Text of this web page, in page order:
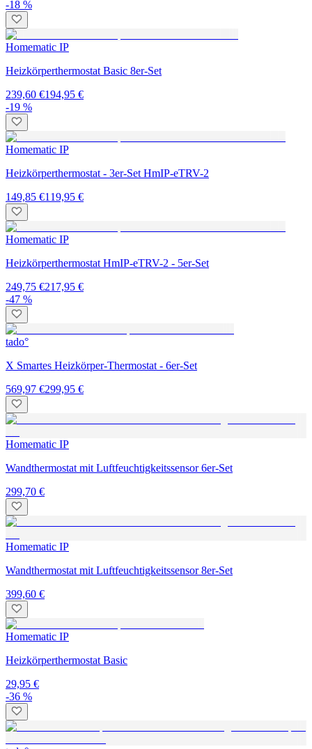
-18 %
Homematic IP
Heizkörperthermostat Basic 8er-Set
239,60 €194,95 €
-19 %
Homematic IP
Heizkörperthermostat - 3er-Set HmIP-eTRV-2
149,85 €119,95 €
Homematic IP
Heizkörperthermostat HmIP-eTRV-2 - 5er-Set
249,75 €217,95 €
-47 %
tado°
X Smartes Heizkörper-Thermostat - 6er-Set
569,97 €299,95 €
Homematic IP
Wandthermostat mit Luftfeuchtigkeitssensor 6er-Set
299,70 €
Homematic IP
Wandthermostat mit Luftfeuchtigkeitssensor 8er-Set
399,60 €
Homematic IP
Heizkörperthermostat Basic
29,95 €
-36 %